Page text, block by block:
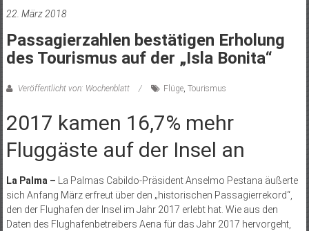
22. März 2018
Passagierzahlen bestätigen Erholung
des Tourismus auf der „Isla Bonita“
Veröffentlicht von: Wochenblatt Flüge, Tourismus
2017 kamen 16,7% mehr
Fluggäste auf der Insel an
La Palma – La Palmas Cabildo-Präsident Anselmo Pestana äußerte
sich Anfang März erfreut über den „historischen Passagierrekord“,
den der Flughafen der Insel im Jahr 2017 erlebt hat. Wie aus den
Daten des Flughafenbetreibers Aena für das Jahr 2017 hervorgeht,